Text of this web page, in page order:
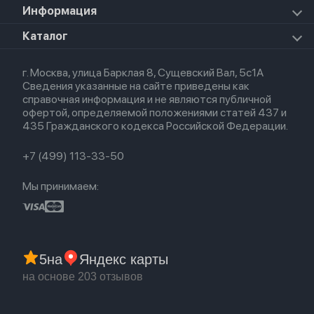
iPad Mini 7 (2024)
Apple Watch Ultra 3
Apple Watch Ultra
Airpods Pro 2
Airpods Max
Airpods 2
Airpods (1-е)
HomePod mini
AirTag
Для AirPods
Для iPhone
Для Apple Watch
Информация
О магазине
Политика конфиденциальности
Оплата и доставка
Партнерская программа
Гарантия
Обмен и возврат
Trade-in
Каталог
Новые поступления
Популярное
Акции
г. Москва, улица Барклая 8, Сущевский Вал, 5с1А
Сведения указанные на сайте приведены как
справочная информация и не являются публичной
офертой, определяемой положениями статей 437 и
435 Гражданского кодекса Российской Федерации.
+7 (499) 113-33-50
Мы принимаем:
5на Яндекс карты
на основе 203 отзывов